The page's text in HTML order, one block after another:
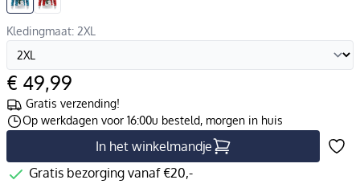
Kledingmaat: 2XL
€ 49,99
Gratis verzending!
Op werkdagen voor 16:00u besteld, morgen in huis
In het winkelmandje
Gratis bezorging vanaf €20,-